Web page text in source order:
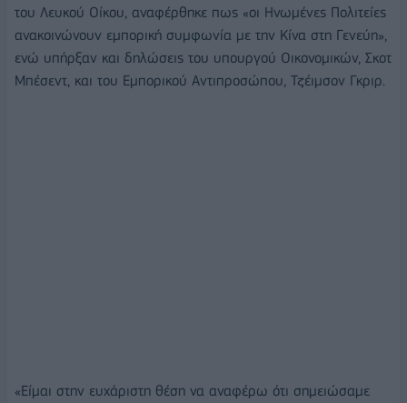
του Λευκού Οίκου, αναφέρθηκε πως «οι Ηνωμένες Πολιτείες
ανακοινώνουν εμπορική συμφωνία με την Κίνα στη Γενεύη»,
ενώ υπήρξαν και δηλώσεις του υπουργού Οικονομικών, Σκοτ
Μπέσεντ, και του Εμπορικού Αντιπροσώπου, Τζέιμσον Γκριρ.
«Είμαι στην ευχάριστη θέση να αναφέρω ότι σημειώσαμε